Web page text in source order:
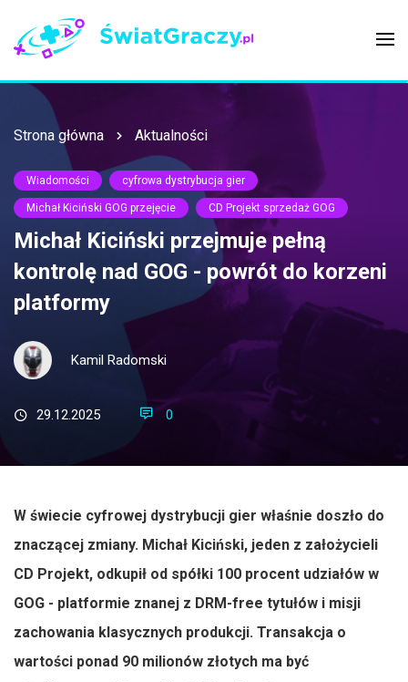
Strona główna Aktualności
Wiadomości cyfrowa dystrybucja gier
Michał Kiciński GOG przejęcie CD Projekt sprzedaż GOG
Michał Kiciński przejmuje pełną
kontrolę nad GOG - powrót do korzeni
platformy
Kamil Radomski
29.12.2025 0
W świecie cyfrowej dystrybucji gier właśnie doszło do
znaczącej zmiany. Michał Kiciński, jeden z założycieli
CD Projekt, odkupił od spółki 100 procent udziałów w
GOG - platformie znanej z DRM-free tytułów i misji
zachowania klasycznych produkcji. Transakcja o
wartości ponad 90 milionów złotych ma być